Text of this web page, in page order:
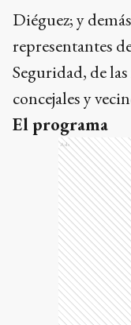
Diéguez; y
representantes
Seguridad, de
concejales y
El programa
Ads